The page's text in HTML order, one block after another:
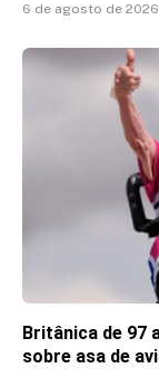
6 de agosto de 2026
Britânica de 97
sobre asa de